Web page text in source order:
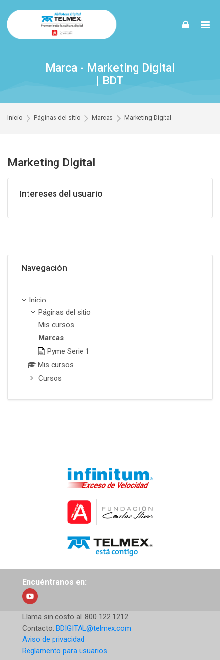
Marca - Marketing Digital
| BDT
Inicio Páginas del sitio Marcas Marketing Digital
Marketing Digital
Intereses del usuario
Navegación
Inicio
Páginas del sitio
Mis cursos
Marcas
Pyme Serie 1
Mis cursos
Cursos
Encuéntranos en:
Llama sin costo al: 800 122 1212
Contacto: BDIGITAL@telmex.com
Aviso de privacidad
Reglamento para usuarios